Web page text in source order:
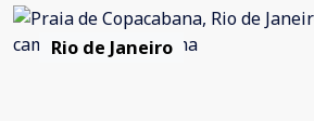
Rio de Janeiro